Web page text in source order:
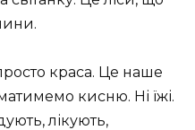
краса. Це наше
кисню. Ні їжі.
лікують,